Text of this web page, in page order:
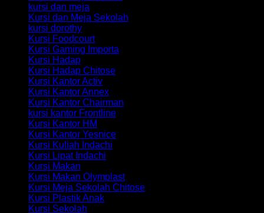
kursi dan meja
Kursi dan Meja Sekolah
kursi dorothy
Kursi Foodcourt
Kursi Gaming Importa
Kursi Hadap
Kursi Hadap Chitose
Kursi Kantor Activ
Kursi Kantor Annex
Kursi Kantor Chairman
kursi kantor Frontline
Kursi Kantor HM
Kursi Kantor Yesnice
Kursi Kuliah Indachi
Kursi Lipat Indachi
Kursi Makan
Kursi Makan Olymplast
Kursi Meja Sekolah Chitose
Kursi Plastik Anak
Kursi Sekolah